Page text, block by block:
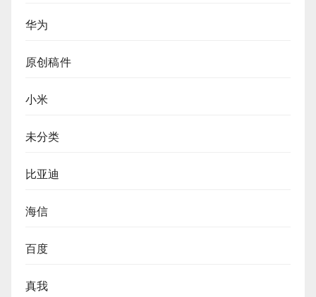
华为
原创稿件
小米
未分类
比亚迪
海信
百度
真我